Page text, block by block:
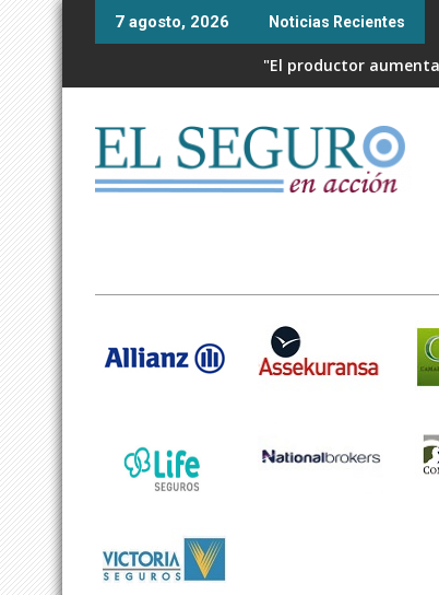
Skip
7 agosto, 2026 Noticias Recientes
"El productor